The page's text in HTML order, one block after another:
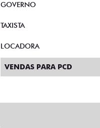
GOVERNO
TAXISTA
LOCADORA
VENDAS PARA PCD